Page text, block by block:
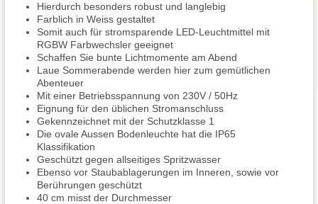
Hierdurch besonders robust und langlebig
Farblich in Weiss gestaltet
Somit auch für stromsparende LED-Leuchtmittel mit
RGBW Farbwechsler geeignet
Schaffen Sie bunte Lichtmomente am Abend
Laue Sommerabende werden hier zum gemütlichen
Abenteuer
Mit einer Betriebsspannung von 230V / 50Hz
Eignung für den üblichen Stromanschluss
Gekennzeichnet mit der Schutzklasse 1
Die ovale Aussen Bodenleuchte hat die IP65
Klassifikation
Geschützt gegen allseitiges Spritzwasser
Ebenso vor Staubablagerungen im Inneren, sowie vor
Berührungen geschützt
40 cm misst der Durchmesser